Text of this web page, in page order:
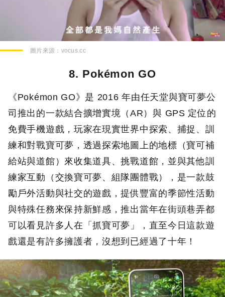
圖片來源： vocus.cc
8. Pokémon GO
《Pokémon GO》是 2016 年由任天堂與寶可夢公
司推出的一款結合擴增實境（AR）與 GPS 定位的
免費手機遊戲，玩家在現實世界中探索、捕捉、訓
練和對戰寶可夢，透過探索地圖上的地標（寶可補
給站與道館）來收集道具、挑戰道館，並與其他訓
練家互動（交換寶可夢、組隊團體戰），是一款鼓
勵戶外活動與社交的遊戲，提供豐富的季節性活動
與特殊任務來保持新鮮感，推出當年在街頭巷弄都
可以看見許多人在「抓寶可夢」，直至今日這款遊
戲還是有許多擁護者，沒想到已經過了十年！